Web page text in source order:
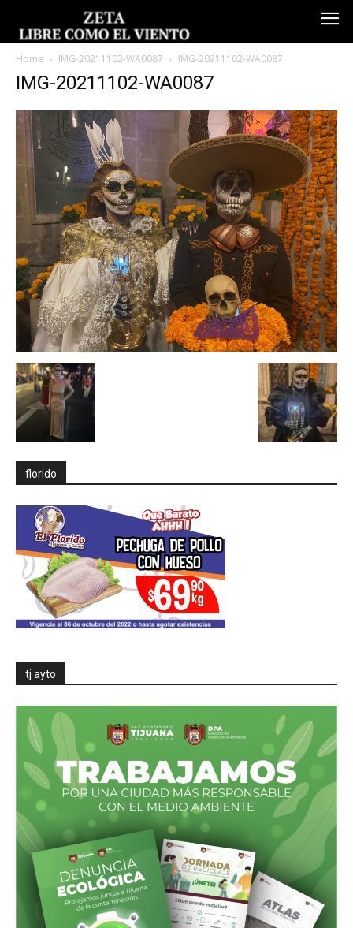
Home IMG-20211102-WA0087 IMG-20211102-WA0087
IMG-20211102-WA0087
florido
tj ayto